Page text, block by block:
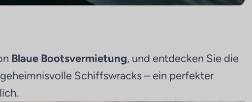
Blaue Bootsvermietung, und entdecken Sie die
Schiffswracks – ein perfekter